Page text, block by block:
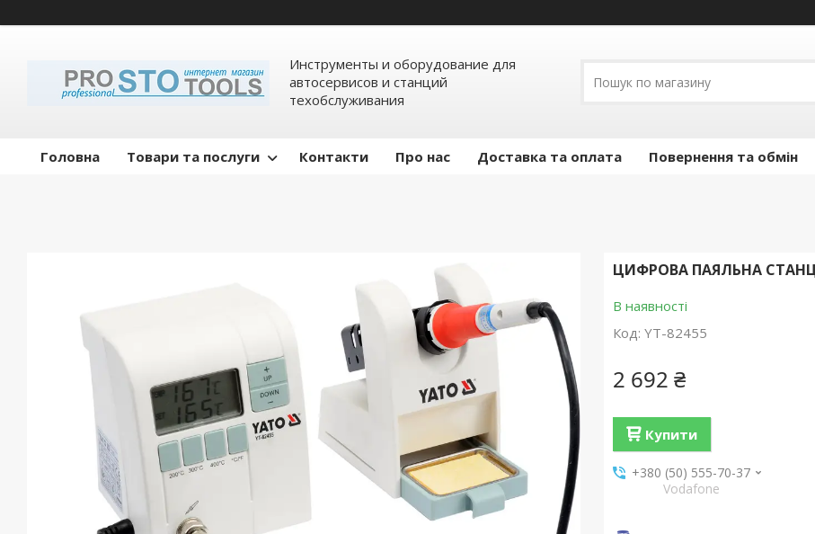
Инструменты и оборудование для
автосервисов и станций
техобслуживания
Головна Товари та послуги Контакти Про нас Доставка та оплата Повернення та обмін
ЦИФРОВА ПАЯЛЬНА
В наявності
Код: YT-82455
2 692 ₴
Купити
+380 (50) 555-70-37
Vodafone